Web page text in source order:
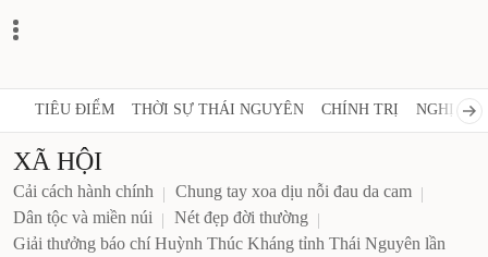
TIÊU ĐIỂM THỜI SỰ THÁI NGUYÊN CHÍNH TRỊ NGHỊ
XÃ HỘI
Cải cách hành chính
Chung tay xoa dịu nỗi đau da cam
Dân tộc và miền núi
Nét đẹp đời thường
Giải thưởng báo chí Huỳnh Thúc Kháng tỉnh Thái Nguyên lần